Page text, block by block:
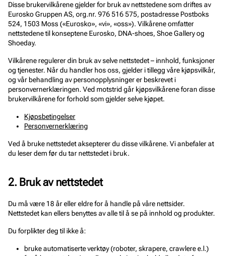
Disse brukervilkårene gjelder for bruk av nettstedene som driftes av
Eurosko Gruppen AS, org.nr. 976 516 575, postadresse Postboks
524, 1503 Moss («Eurosko», «vi», «oss»). Vilkårene omfatter
nettstedene til konseptene Eurosko, DNA-shoes, Shoe Gallery og
Shoeday.
Vilkårene regulerer din bruk av selve nettstedet – innhold, funksjoner
og tjenester. Når du handler hos oss, gjelder i tillegg våre kjøpsvilkår,
og vår behandling av personopplysninger er beskrevet i
personvernerklæringen. Ved motstrid går kjøpsvilkårene foran disse
brukervilkårene for forhold som gjelder selve kjøpet.
Kjøpsbetingelser
Personvernerklæring
Ved å bruke nettstedet aksepterer du disse vilkårene. Vi anbefaler at
du leser dem før du tar nettstedet i bruk.
2. Bruk av nettstedet
Du må være 18 år eller eldre for å handle på våre nettsider.
Nettstedet kan ellers benyttes av alle til å se på innhold og produkter.
Du forplikter deg til ikke å:
bruke automatiserte verktøy (roboter, skrapere, crawlere e.l.)